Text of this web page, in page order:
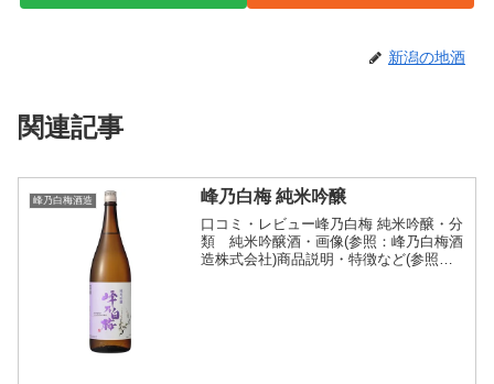
新潟の地酒
関連記事
峰乃白梅酒造 峰乃白梅 純米吟醸
口コミ・レビュー峰乃白梅 純米吟醸・分
類 純米吟醸酒・画像(参照：峰乃白梅酒
造株式会社)商品説明・特徴など(参照：